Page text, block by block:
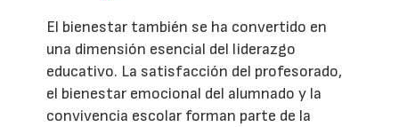
El bienestar también se ha convertido en
una dimensión esencial del liderazgo
educativo. La satisfacción del profesorado,
el bienestar emocional del alumnado y la
convivencia escolar forman parte de la